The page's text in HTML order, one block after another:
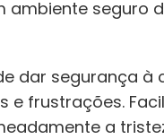
ambiente seguro
dar segurança à
frustrações.
a